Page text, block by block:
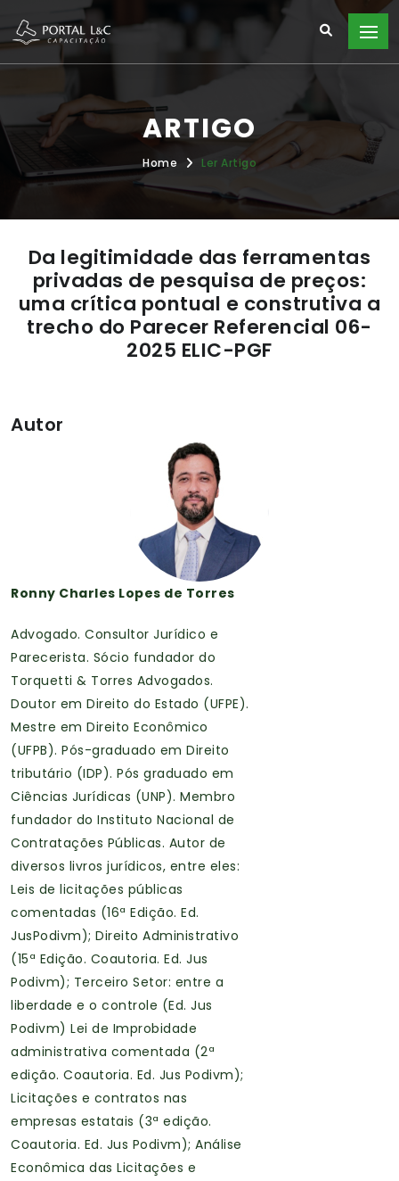
ARTIGO
Home Ler Artigo
Da legitimidade das ferramentas
privadas de pesquisa de preços:
uma crítica pontual e construtiva a
trecho do Parecer Referencial 06-
2025 ELIC-PGF
Autor
Ronny Charles Lopes de Torres
Advogado. Consultor Jurídico e
Parecerista. Sócio fundador do
Torquetti & Torres Advogados.
Doutor em Direito do Estado (UFPE).
Mestre em Direito Econômico
(UFPB). Pós-graduado em Direito
tributário (IDP). Pós graduado em
Ciências Jurídicas (UNP). Membro
fundador do Instituto Nacional de
Contratações Públicas. Autor de
diversos livros jurídicos, entre eles:
Leis de licitações públicas
comentadas (16ª Edição. Ed.
JusPodivm); Direito Administrativo
(15ª Edição. Coautoria. Ed. Jus
Podivm); Terceiro Setor: entre a
liberdade e o controle (Ed. Jus
Podivm) Lei de Improbidade
administrativa comentada (2ª
edição. Coautoria. Ed. Jus Podivm);
Licitações e contratos nas
empresas estatais (3ª edição.
Coautoria. Ed. Jus Podivm); Análise
Econômica das Licitações e